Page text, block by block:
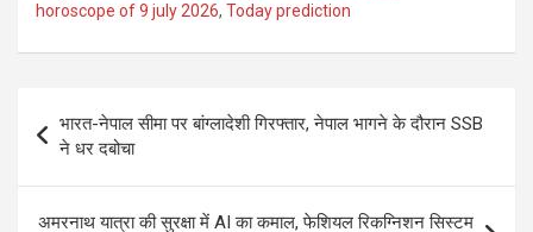
horoscope of 9 july 2026, Today prediction
navigation
भारत-नेपाल सीमा पर बांग्लादेशी गिरफ्तार, नेपाल भागने के दौरान SSB
ने धर दबोचा
अमरनाथ यात्रा की सुरक्षा में AI का कमाल, फेशियल रिकग्निशन सिस्टम